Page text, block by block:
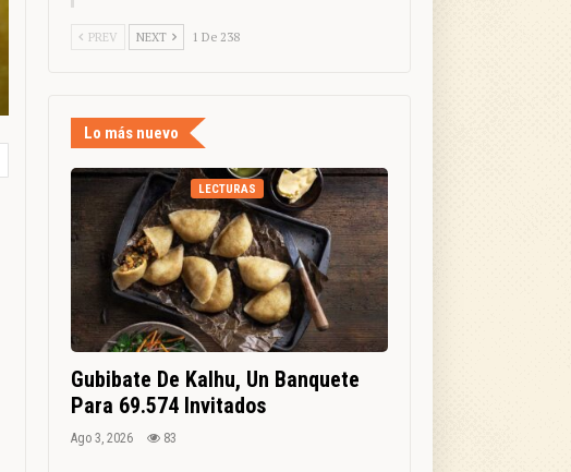
PREV NEXT 1 De 238
Lo más nuevo
LECTURAS
Gubibate De Kalhu, Un Banquete
Para 69.574 Invitados
Ago 3, 2026 83